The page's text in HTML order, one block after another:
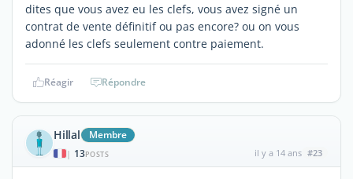
dites que vous avez eu les clefs, vous avez signé un
contrat de vente définitif ou pas encore? ou on vous
adonné les clefs seulement contre paiement.
Réagir Répondre
Hillal Membre
| 13POSTS il y a 14 ans #23